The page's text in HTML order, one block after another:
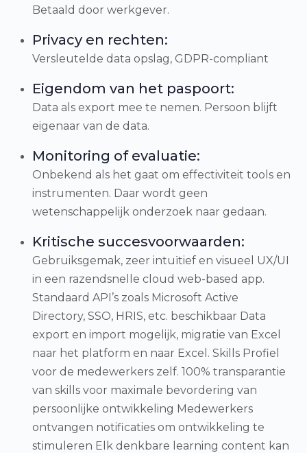
Betaald door werkgever.
Privacy en rechten:
Versleutelde data opslag, GDPR-compliant
Eigendom van het paspoort:
Data als export mee te nemen. Persoon blijft
eigenaar van de data.
Monitoring of evaluatie:
Onbekend als het gaat om effectiviteit tools en
instrumenten. Daar wordt geen
wetenschappelijk onderzoek naar gedaan.
Kritische succesvoorwaarden:
Gebruiksgemak, zeer intuïtief en visueel UX/UI
in een razendsnelle cloud web-based app.
Standaard API’s zoals Microsoft Active
Directory, SSO, HRIS, etc. beschikbaar Data
export en import mogelijk, migratie van Excel
naar het platform en naar Excel. Skills Profiel
voor de medewerkers zelf. 100% transparantie
van skills voor maximale bevordering van
persoonlijke ontwikkeling Medewerkers
ontvangen notificaties om ontwikkeling te
stimuleren Elk denkbare learning content kan